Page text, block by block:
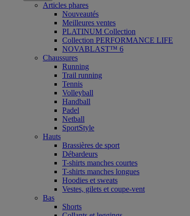
Articles phares
Nouveautés
Meilleures ventes
PLATINUM Collection
Collection PERFORMANCE LIFE
NOVABLAST™ 6
Chaussures
Running
Trail running
Tennis
Volleyball
Handball
Padel
Netball
SportStyle
Hauts
Brassières de sport
Débardeurs
T-shirts manches courtes
T-shirts manches longues
Hoodies et sweats
Vestes, gilets et coupe-vent
Bas
Shorts